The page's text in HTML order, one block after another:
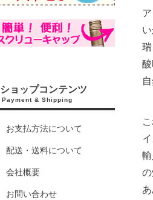
ショップコンテンツ
Payment & Shipping
お支払方法について
配送・送料について
会社概要
お問い合わせ
こ
の